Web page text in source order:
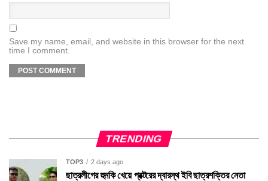
Save my name, email, and website in this browser for the next
time I comment.
TRENDING
TOP3 2 days ago
ছাত্রলীগের হুমকি খেয়ে প্রক্টরের দ্বারস্থ ইবি ছাত্রশক্তির নেতা